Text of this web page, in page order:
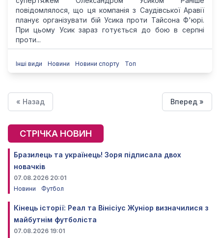
повідомлялося, що ця компанія з Саудівської Аравії
планує організувати бій Усика проти Тайсона Ф'юрі.
При цьому Усик зараз готується до бою в серпні
проти...
Інші види Новини Новини спорту Топ
« Назад Вперед »
СТРІЧКА НОВИН
Бразилець та українець! Зоря підписала двох
новачків
07.08.2026 20:01
Новини
Футбол
Кінець історії: Реал та Вінісіус Жуніор визначилися з
майбутнім футболіста
07.08.2026 19:01